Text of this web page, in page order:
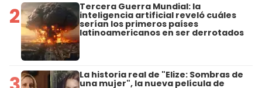
2 Tercera Guerra Mundial: la
inteligencia artificial reveló cuáles
serían los primeros países
latinoamericanos en ser derrotados
La historia real de "Elize: Sombras de
una mujer", la nueva película de